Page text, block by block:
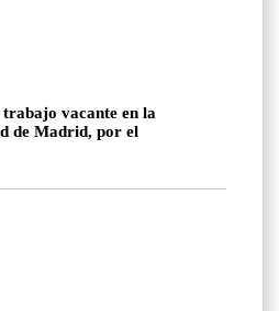
vacante en la
de Madrid, por el